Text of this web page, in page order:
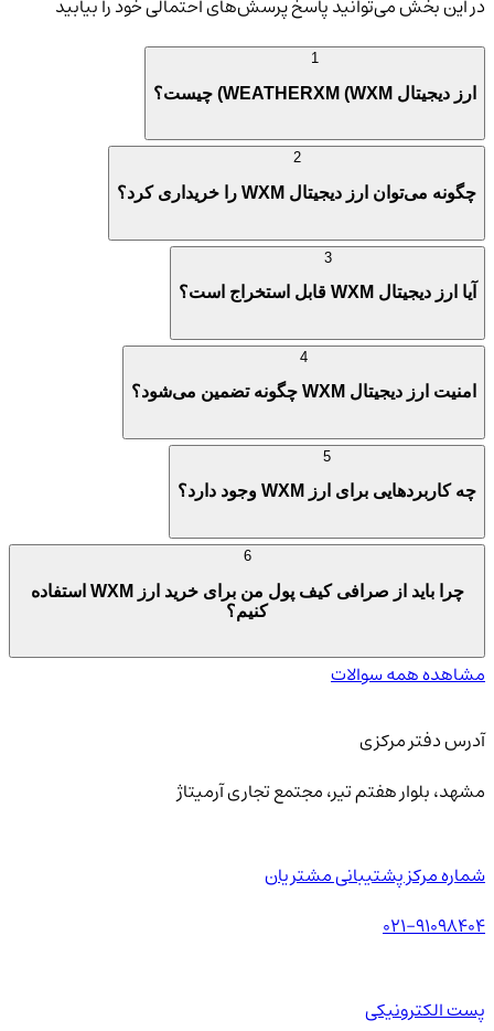
در این بخش می‌توانید پاسخ پرسش‌های احتمالی خود را بیابید
ارز دیجیتال WEATHERXM (WXM) چیست؟
چگونه می‌توان ارز دیجیتال WXM را خریداری کرد؟
آیا ارز دیجیتال WXM قابل استخراج است؟
امنیت ارز دیجیتال WXM چگونه تضمین می‌شود؟
چه کاربردهایی برای ارز WXM وجود دارد؟
چرا باید از صرافی کیف پول من برای خرید ارز WXM استفاده
کنیم؟
مشاهده همه سوالات
آدرس دفتر مرکزی
مشهد، بلوار هفتم تیر، مجتمع تجاری آرمیتاژ
شماره مرکز پشتیبانی مشتریان
021-91098404
پست الکترونیکی